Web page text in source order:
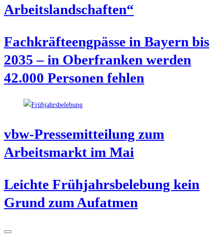
Arbeitslandschaften“
Fach­kräf­te­eng­päs­se in Bay­ern bis
2035 – in Ober­fran­ken wer­den
42.000 Per­so­nen fehlen
vbw-Pres­se­mit­tei­lung zum
Arbeits­markt im Mai
Leich­te Früh­jahrs­be­le­bung kein
Grund zum Aufatmen